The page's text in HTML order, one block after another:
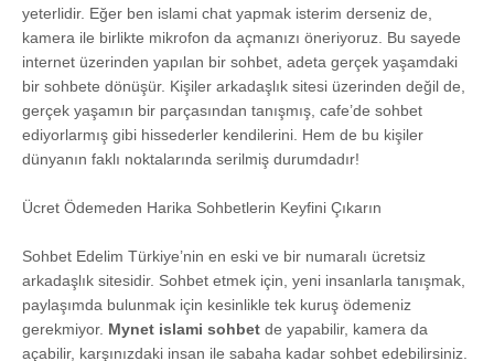
yeterlidir. Eğer ben islami chat yapmak isterim derseniz de,
kamera ile birlikte mikrofon da açmanızı öneriyoruz. Bu sayede
internet üzerinden yapılan bir sohbet, adeta gerçek yaşamdaki
bir sohbete dönüşür. Kişiler arkadaşlık sitesi üzerinden değil de,
gerçek yaşamın bir parçasından tanışmış, cafe’de sohbet
ediyorlarmış gibi hissederler kendilerini. Hem de bu kişiler
dünyanın faklı noktalarında serilmiş durumdadır!
Ücret Ödemeden Harika Sohbetlerin Keyfini Çıkarın
Sohbet Edelim Türkiye’nin en eski ve bir numaralı ücretsiz
arkadaşlık sitesidir. Sohbet etmek için, yeni insanlarla tanışmak,
paylaşımda bulunmak için kesinlikle tek kuruş ödemeniz
gerekmiyor. Mynet islami sohbet de yapabilir, kamera da
açabilir, karşınızdaki insan ile sabaha kadar sohbet edebilirsiniz.